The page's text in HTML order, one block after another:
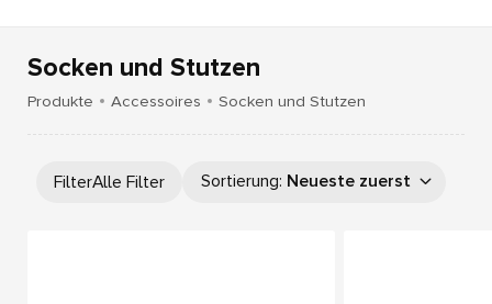
t
e
a
h
o
p
Socken und Stutzen
Produkte Accessoires Socken und Stutzen
FilterAlle Filter Sortierung: Neueste zuerst